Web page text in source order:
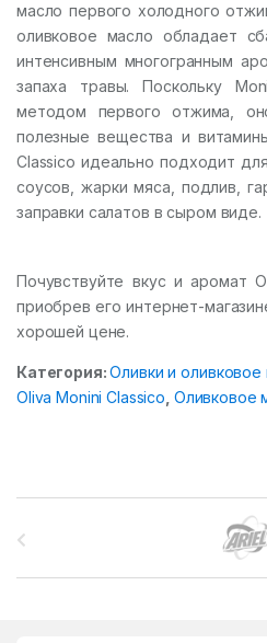
масло первого холодного
оливковое масло обладает
интенсивным многогранным
запаха травы. Поскольку
методом первого отжима,
полезные вещества и
Classico идеально подходит
соусов, жарки мяса, подлив,
заправки салатов в сыром виде.
Почувствуйте вкус и аромат
приобрев его интернет-
хорошей цене.
Категория:Оливки и оливковое
Oliva Monini Classico Оливковое